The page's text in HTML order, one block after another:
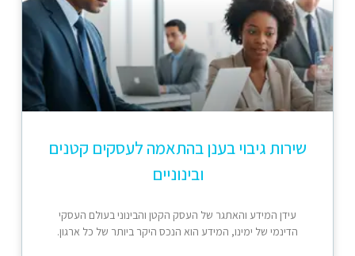
שירות גיבוי בענן בהתאמה לעסקים קטנים
ובינוניים
עידן המידע והאתגר של העסק הקטן והבינוני בעולם העסקי
הדינמי של ימינו, המידע הוא הנכס היקר ביותר של כל ארגון.